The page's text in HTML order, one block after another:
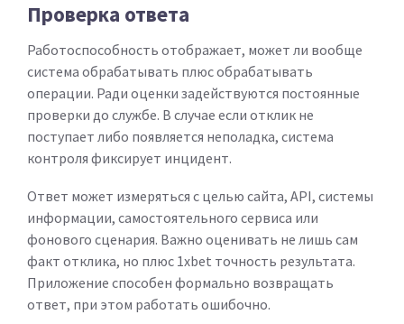
Проверка ответа
Работоспособность отображает, может ли вообще
система обрабатывать плюс обрабатывать
операции. Ради оценки задействуются постоянные
проверки до службе. В случае если отклик не
поступает либо появляется неполадка, система
контроля фиксирует инцидент.
Ответ может измеряться с целью сайта, API, системы
информации, самостоятельного сервиса или
фонового сценария. Важно оценивать не лишь сам
факт отклика, но плюс 1xbet точность результата.
Приложение способен формально возвращать
ответ, при этом работать ошибочно.